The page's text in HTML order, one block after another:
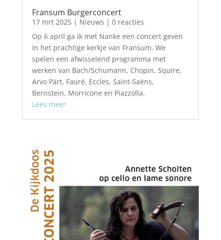
Fransum Burgerconcert
17 mrt 2025| Nieuws | 0 reacties
Op 6 april ga ik met Nanke een concert geven
in het prachtige kerkje van Fransum. We
spelen een afwisselend programma met
werken van Bach/Schumann, Chopin, Squire,
Arvo Pärt, Fauré, Eccles, Saint-Saëns,
Bernstein, Morricone en Piazzolla.
Lees meer